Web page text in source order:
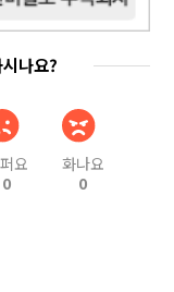
나요?
요
0
화나요
0